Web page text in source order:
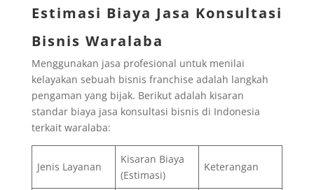
Estimasi Biaya Jasa Konsultasi
Bisnis Waralaba
Menggunakan jasa profesional untuk menilai
kelayakan sebuah bisnis franchise adalah langkah
pengaman yang bijak. Berikut adalah kisaran
standar biaya jasa konsultasi bisnis di Indonesia
terkait waralaba:
Jenis Layanan
Kisaran Biaya
(Estimasi)
Keterangan